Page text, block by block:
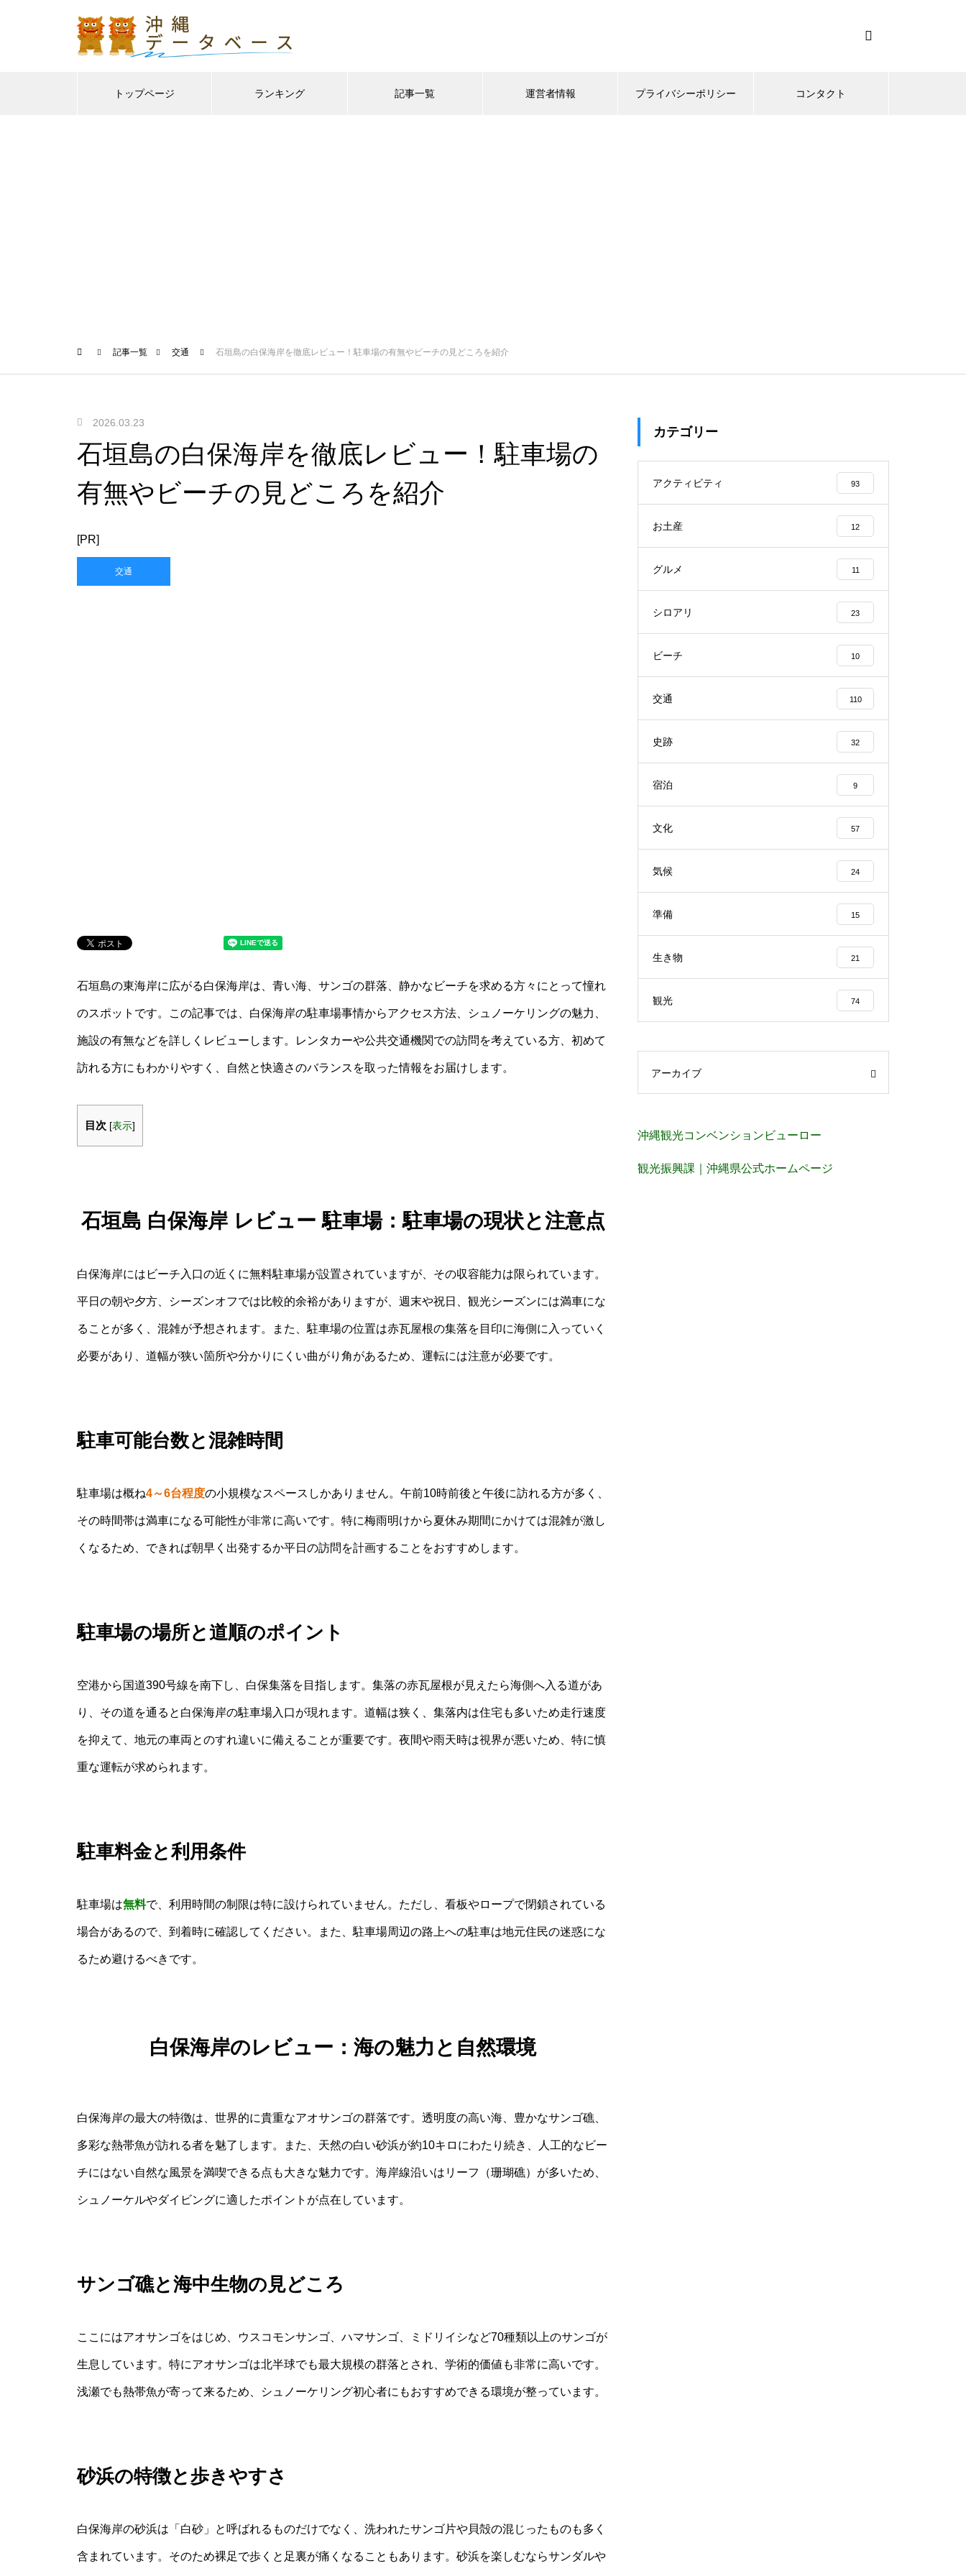
トップページ ランキング 記事一覧 運営者情報 プライバシーポリシー コンタクト
記事一覧 交通 石垣島の白保海岸を徹底レビュー！駐車場の有無やビーチの見どころを紹介
2026.03.23
石垣島の白保海岸を徹底レビュー！駐車場の
有無やビーチの見どころを紹介
[PR]
交通
石垣島の東海岸に広がる白保海岸は、青い海、サンゴの群落、静かなビーチを求める方々にとって憧れ
のスポットです。この記事では、白保海岸の駐車場事情からアクセス方法、シュノーケリングの魅力、
施設の有無などを詳しくレビューします。レンタカーや公共交通機関での訪問を考えている方、初めて
訪れる方にもわかりやすく、自然と快適さのバランスを取った情報をお届けします。
目次 [表示]
石垣島 白保海岸 レビュー 駐車場：駐車場の現状と注意点
白保海岸にはビーチ入口の近くに無料駐車場が設置されていますが、その収容能力は限られています。
平日の朝や夕方、シーズンオフでは比較的余裕がありますが、週末や祝日、観光シーズンには満車にな
ることが多く、混雑が予想されます。また、駐車場の位置は赤瓦屋根の集落を目印に海側に入っていく
必要があり、道幅が狭い箇所や分かりにくい曲がり角があるため、運転には注意が必要です。
駐車可能台数と混雑時間
駐車場は概ね4～6台程度の小規模なスペースしかありません。午前10時前後と午後に訪れる方が多く、
その時間帯は満車になる可能性が非常に高いです。特に梅雨明けから夏休み期間にかけては混雑が激し
くなるため、できれば朝早く出発するか平日の訪問を計画することをおすすめします。
駐車場の場所と道順のポイント
空港から国道390号線を南下し、白保集落を目指します。集落の赤瓦屋根が見えたら海側へ入る道があ
り、その道を通ると白保海岸の駐車場入口が現れます。道幅は狭く、集落内は住宅も多いため走行速度
を抑えて、地元の車両とのすれ違いに備えることが重要です。夜間や雨天時は視界が悪いため、特に慎
重な運転が求められます。
駐車料金と利用条件
駐車場は無料で、利用時間の制限は特に設けられていません。ただし、看板やロープで閉鎖されている
場合があるので、到着時に確認してください。また、駐車場周辺の路上への駐車は地元住民の迷惑にな
るため避けるべきです。
白保海岸のレビュー：海の魅力と自然環境
白保海岸の最大の特徴は、世界的に貴重なアオサンゴの群落です。透明度の高い海、豊かなサンゴ礁、
多彩な熱帯魚が訪れる者を魅了します。また、天然の白い砂浜が約10キロにわたり続き、人工的なビー
チにはない自然な風景を満喫できる点も大きな魅力です。海岸線沿いはリーフ（珊瑚礁）が多いため、
シュノーケルやダイビングに適したポイントが点在しています。
サンゴ礁と海中生物の見どころ
ここにはアオサンゴをはじめ、ウスコモンサンゴ、ハマサンゴ、ミドリイシなど70種類以上のサンゴが
生息しています。特にアオサンゴは北半球でも最大規模の群落とされ、学術的価値も非常に高いです。
浅瀬でも熱帯魚が寄って来るため、シュノーケリング初心者にもおすすめできる環境が整っています。
砂浜の特徴と歩きやすさ
白保海岸の砂浜は「白砂」と呼ばれるものだけでなく、洗われたサンゴ片や貝殻の混じったものも多く
含まれています。そのため裸足で歩くと足裏が痛くなることもあります。砂浜を楽しむならサンダルや
カテゴリー
アクティビティ 93
お土産 12
グルメ 11
シロアリ 23
ビーチ 10
交通 110
史跡 32
宿泊 9
文化 57
気候 24
準備 15
生き物 21
観光 74
アーカイブ
沖縄観光コンベンションビューロー
観光振興課｜沖縄県公式ホームページ